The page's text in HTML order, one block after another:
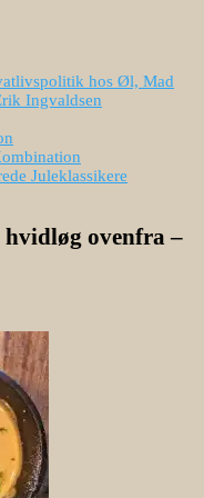
hos Øl, Mad
Ingvaldsen
Juleklassikere
hvidløg ovenfra –